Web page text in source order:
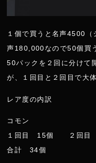
１個で買うと名声4500（
声180,000なので50個買
50パックを２回に分けて
が、１回目と２回目で大
レア度の内訳
コモン
１回目 15個 ２回目
合計 34個